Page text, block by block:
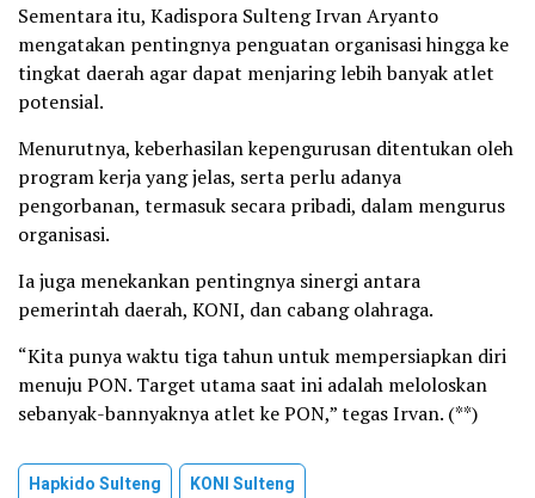
Sementara itu, Kadispora Sulteng Irvan Aryanto
mengatakan pentingnya penguatan organisasi hingga ke
tingkat daerah agar dapat menjaring lebih banyak atlet
potensial.
Menurutnya, keberhasilan kepengurusan ditentukan oleh
program kerja yang jelas, serta perlu adanya
pengorbanan, termasuk secara pribadi, dalam mengurus
organisasi.
Ia juga menekankan pentingnya sinergi antara
pemerintah daerah, KONI, dan cabang olahraga.
“Kita punya waktu tiga tahun untuk mempersiapkan diri
menuju PON. Target utama saat ini adalah meloloskan
sebanyak-bannyaknya atlet ke PON,” tegas Irvan. (**)
Hapkido Sulteng KONI Sulteng